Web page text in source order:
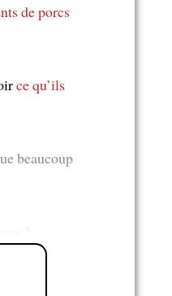
de porcs
ce qu’ils
beaucoup